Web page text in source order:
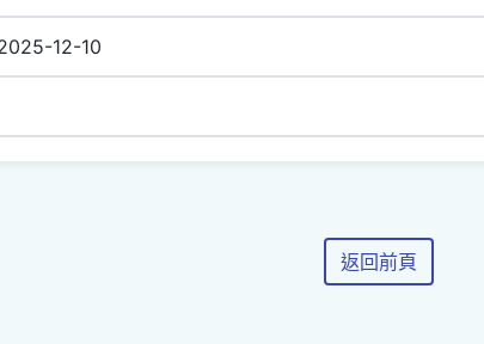
12-10
返回前頁